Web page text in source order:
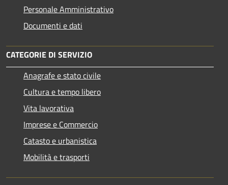
Personale Amministrativo
Documenti e dati
CATEGORIE DI SERVIZIO
Anagrafe e stato civile
Cultura e tempo libero
Vita lavorativa
Imprese e Commercio
Catasto e urbanistica
Mobilità e trasporti